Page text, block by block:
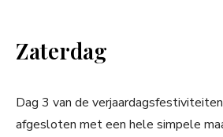
Zaterdag
Dag 3 van de
afgesloten met een hele simpele